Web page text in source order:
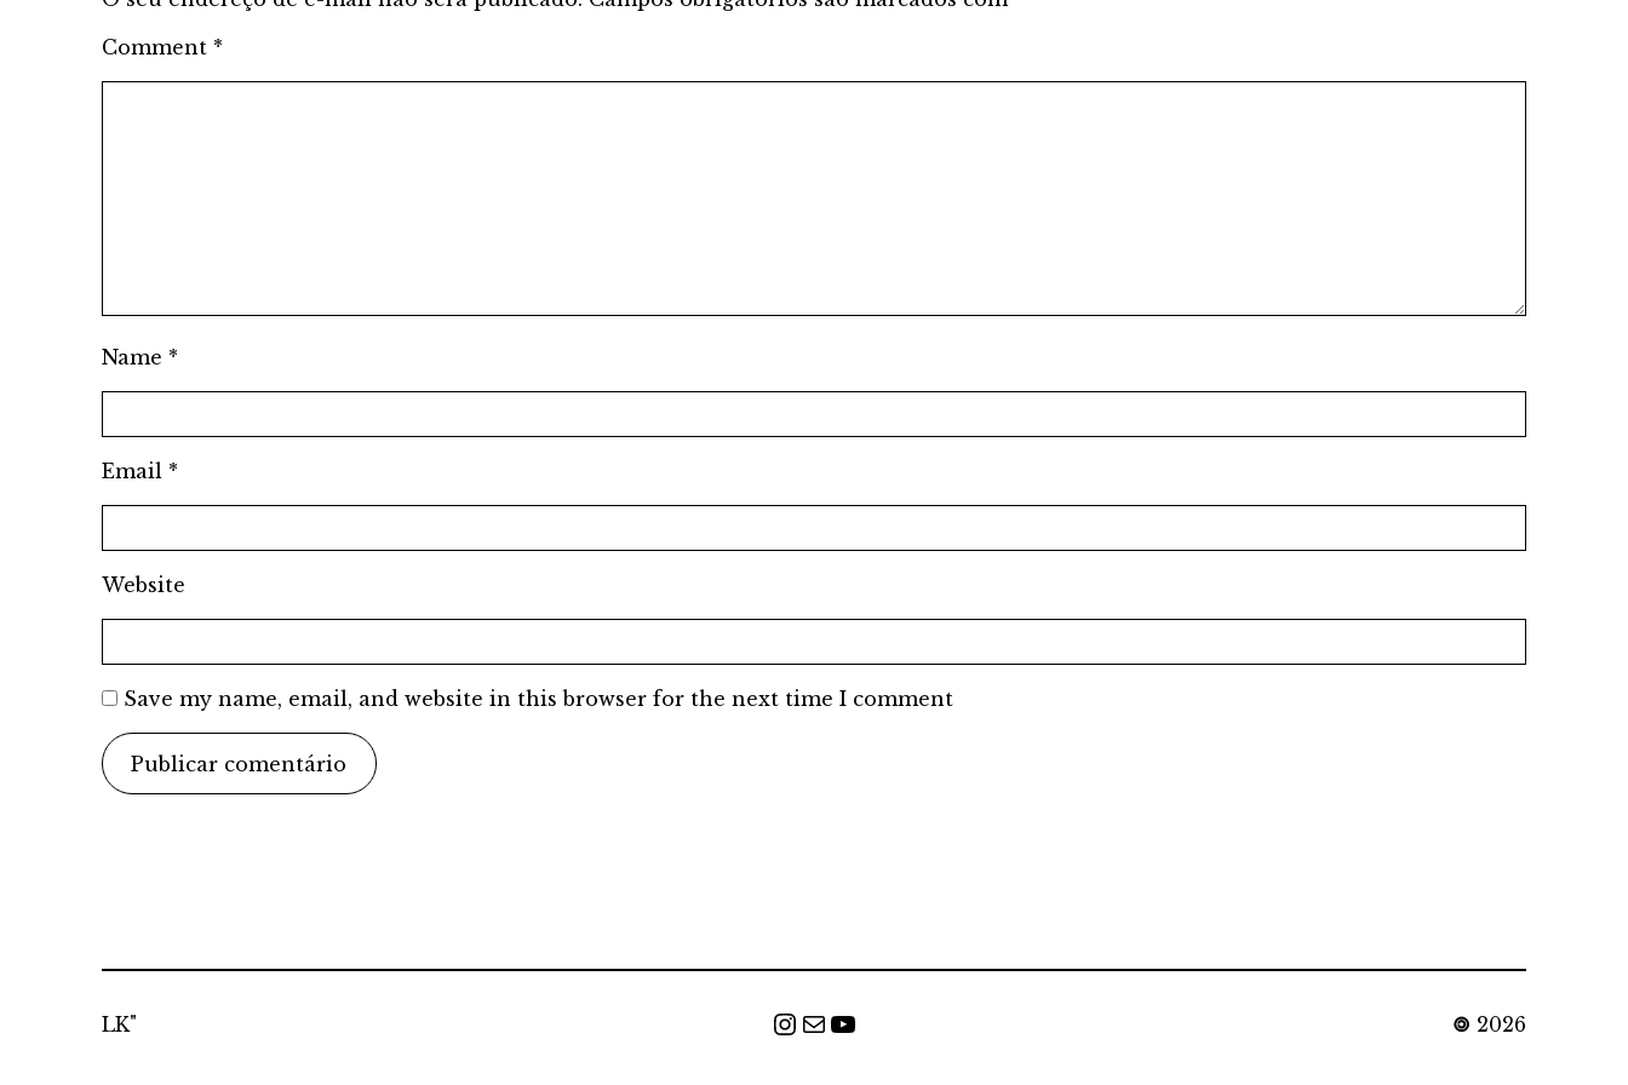
Comment *
Name *
Email *
Website
Save my name, email, and website in this browser for the next time I comment
LK" Instagram E-mail Youtube 🄯 2026